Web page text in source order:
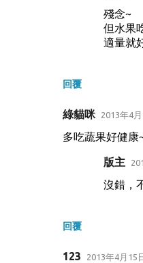
回覆
殘念~
但水果
適量就
綠貓咪 2013年4
多吃蔬果好健康
回覆
版主
沒錯，
123 2013年4月15